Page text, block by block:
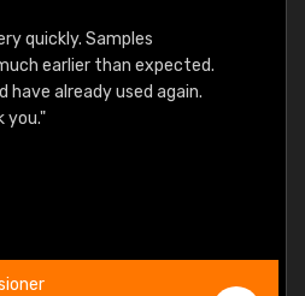
quickly. Samples
earlier than expected.
have already used again.
you."